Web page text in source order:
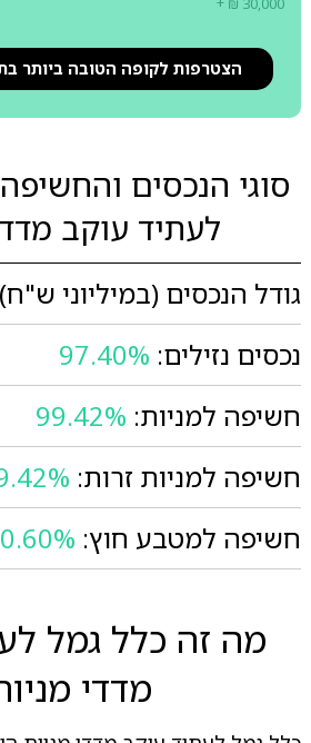
הצטרפות לקופה הטובה ביותר
סוגי הנכסים
לעתיד עוקב
גודל הנכסים (במיליוני
נכסים נזילים: 97.40%
חשיפה למניות: 99.42%
חשיפה למניות זרות:
חשיפה למטבע חוץ:
מה זה כלל גמל
מדדי